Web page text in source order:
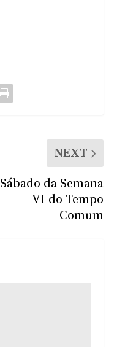
NEXT
Sábado da Semana
VI do Tempo
Comum